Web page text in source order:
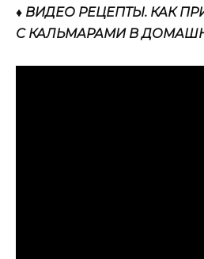
♦ ВИДЕО РЕЦЕПТЫ. КАК
С КАЛЬМАРАМИ В